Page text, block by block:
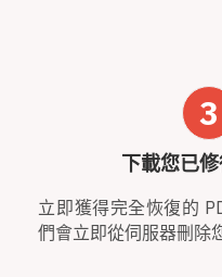
3
下載您已
立即獲得完全恢復的
們會立即從伺服器刪除